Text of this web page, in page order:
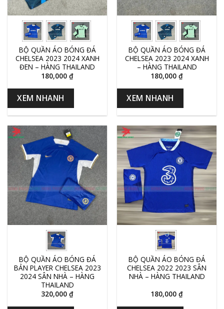
BỘ QUẦN ÁO BÓNG ĐÁ
CHELSEA 2023 2024 XANH
ĐEN – HÀNG THAILAND
180,000 ₫
XEM NHANH
BỘ QUẦN ÁO BÓNG ĐÁ
CHELSEA 2023 2024 XANH
– HÀNG THAILAND
180,000 ₫
XEM NHANH
BỘ QUẦN ÁO BÓNG ĐÁ
BẢN PLAYER CHELSEA 2023
2024 SÂN NHÀ – HÀNG
THAILAND
320,000 ₫
BỘ QUẦN ÁO BÓNG ĐÁ
CHELSEA 2022 2023 SÂN
NHÀ – HÀNG THAILAND
180,000 ₫